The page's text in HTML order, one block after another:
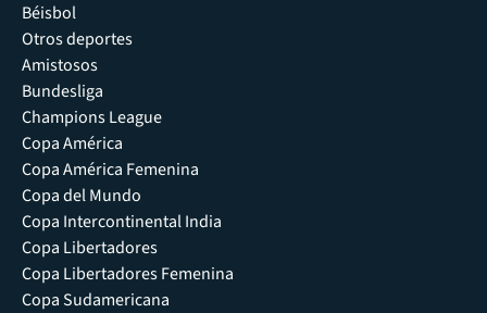
Béisbol
Otros deportes
Amistosos
Bundesliga
Champions League
Copa América
Copa América Femenina
Copa del Mundo
Copa Intercontinental India
Copa Libertadores
Copa Libertadores Femenina
Copa Sudamericana